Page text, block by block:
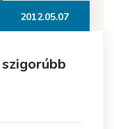
2012.05.07